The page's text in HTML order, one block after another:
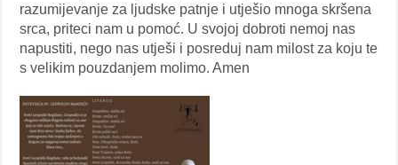
razumijevanje za ljudske patnje i utješio mnoga skršena
srca, priteci nam u pomoć. U svojoj dobroti nemoj nas
napustiti, nego nas utješi i posreduj nam milost za koju te
s velikim pouzdanjem molimo. Amen